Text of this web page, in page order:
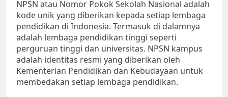
NPSN atau Nomor Pokok Sekolah Nasional adalah
kode unik yang diberikan kepada setiap lembaga
pendidikan di Indonesia. Termasuk di dalamnya
adalah lembaga pendidikan tinggi seperti
perguruan tinggi dan universitas. NPSN kampus
adalah identitas resmi yang diberikan oleh
Kementerian Pendidikan dan Kebudayaan untuk
membedakan setiap lembaga pendidikan.